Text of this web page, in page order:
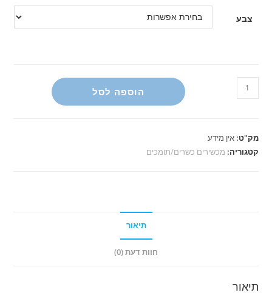
צבע
כמות
של
דגם
F16
הוספה לסל
מק"ט:אין מידע
קטגוריה: מכשירים כשרים/תומכים
תיאור
חוות דעת (0)
תיאור